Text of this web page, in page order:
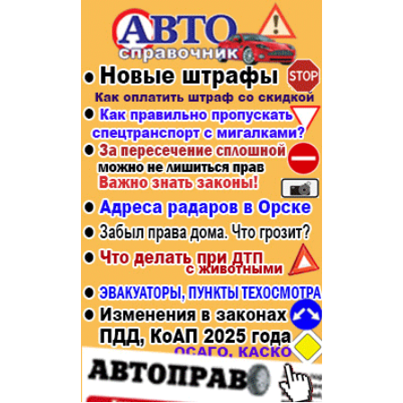
Афиша
Строительство и ремонт
Авто и мото
Рестораны, кафе, бары
Спорт Фитнес
Недвижимость
Красота Косметология
Телекоммуникации и связь
Торговля
Бизнес и финансы
Юристы, Экспертиза, Страхование
Ремонт
Социальные организации
Это интересно
Администрация
Популярное →
Строительство и ремонт